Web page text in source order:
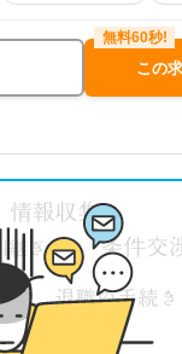
この